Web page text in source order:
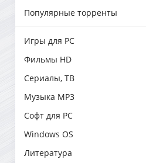
Популярные торренты
Игры для PC
Фильмы HD
Сериалы, ТВ
Музыка MP3
Софт для PC
Windows OS
Литература